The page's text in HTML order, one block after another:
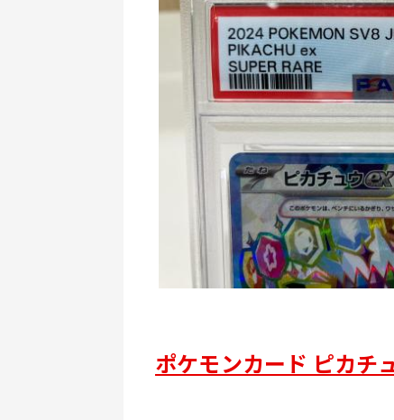
ポケモンカード ピカチ